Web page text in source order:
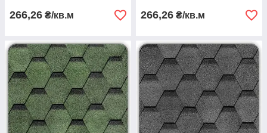
266,26 ₴/кв.м 266,26 ₴/кв.м